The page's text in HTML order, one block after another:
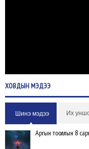
ХОВДЫНМЭДЭЭ
Шинэ мэдээ Их
Аргын тооллын 8